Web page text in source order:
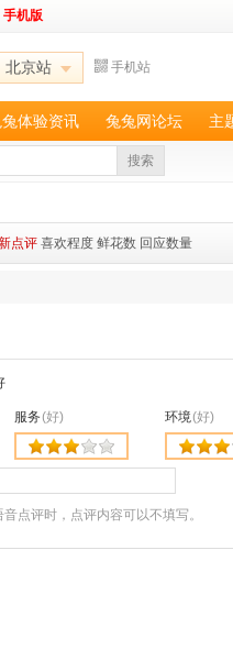
手机版
北京站 手机站
体验资讯 兔兔网论坛 主
搜索
点评 喜欢程度 鲜花数 回应数量
服务(好) 环境(好)
音点评时，点评内容可以不填写。